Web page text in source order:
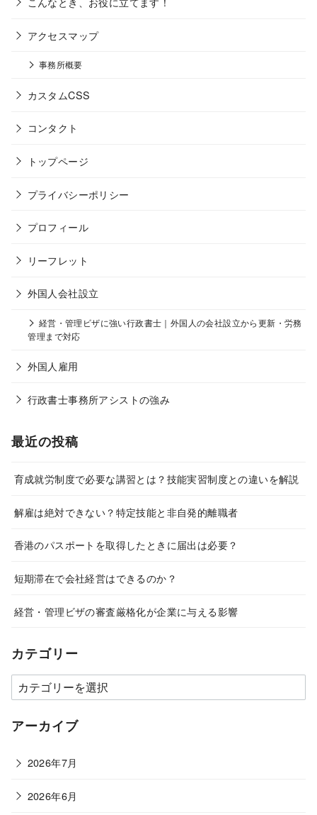
アクセスマップ
事務所概要
カスタムCSS
コンタクト
トップページ
プライバシーポリシー
プロフィール
リーフレット
外国人会社設立
経営・管理ビザに強い行政書士｜外国人の会社設立から更新・労務
管理まで対応
外国人雇用
行政書士事務所アシストの強み
最近の投稿
育成就労制度で必要な講習とは？技能実習制度との違いを解説
解雇は絶対できない？特定技能と非自発的離職者
香港のパスポートを取得したときに届出は必要？
短期滞在で会社経営はできるのか？
経営・管理ビザの審査厳格化が企業に与える影響
カテゴリー
カ
テ
ゴ
ー
アーカイブ
2026年7月
2026年6月